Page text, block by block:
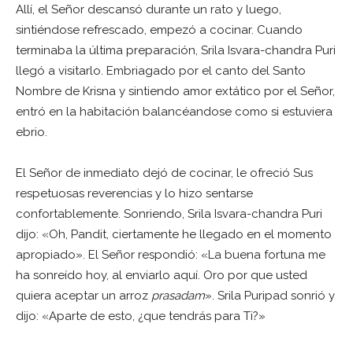
Allí, el Señor descansó durante un rato y luego,
sintiéndose refrescado, empezó a cocinar. Cuando
terminaba la última preparación, Srila Isvara-chandra Puri
llegó a visitarlo. Embriagado por el canto del Santo
Nombre de Krisna y sintiendo amor extático por el Señor,
entró en la habitación balancéandose como si estuviera
ebrio.
El Señor de inmediato dejó de cocinar, le ofreció Sus
respetuosas reverencias y lo hizo sentarse
confortablemente. Sonriendo, Srila Isvara-chandra Puri
dijo: «Oh, Pandit, ciertamente he llegado en el momento
apropiado». El Señor respondió: «La buena fortuna me
ha sonreído hoy, al enviarlo aquí. Oro por que usted
quiera aceptar un arroz prasadam». Srila Puripad sonrió y
dijo: «Aparte de esto, ¿que tendrás para Ti?»